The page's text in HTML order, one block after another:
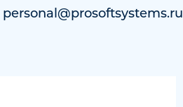
personal@prosoftsystems.ru